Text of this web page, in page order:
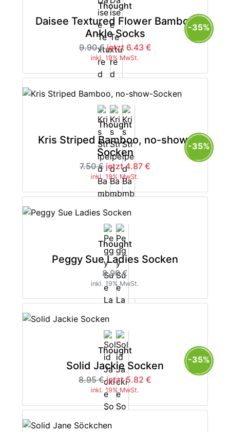
Thought
Daisee Textured Flower Bamboo
Ankle Socks
9.90 € jetzt 6.43 €
inkl. 19% MwSt.
-35%
Thought
Kris Striped Bamboo, no-show-
Socken
7.50 € jetzt 4.87 €
inkl. 19% MwSt.
-35%
Thought
Peggy Sue Ladies Socken
8.90 €
inkl. 19% MwSt.
Thought
Solid Jackie Socken
8.95 € jetzt 5.82 €
inkl. 19% MwSt.
-35%